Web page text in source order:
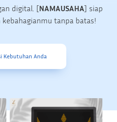
digital. [NAMAUSAHA] siap
tanpa batas!
Kebutuhan Anda